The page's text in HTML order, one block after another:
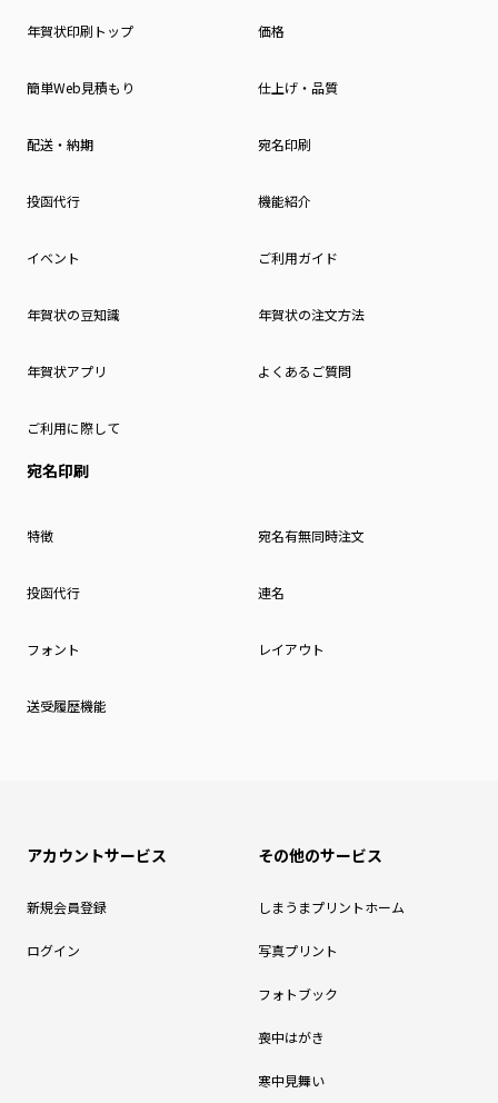
年賀状印刷トップ 価格
簡単Web見積もり 仕上げ・品質
配送・納期 宛名印刷
投函代行 機能紹介
イベント ご利用ガイド
年賀状の豆知識 年賀状の注文方法
年賀状アプリ よくあるご質問
ご利用に際して
宛名印刷
特徴 宛名有無同時注文
投函代行 連名
フォント レイアウト
送受履歴機能
アカウントサービス
新規会員登録
ログイン
その他のサービス
しまうまプリントホーム
写真プリント
フォトブック
喪中はがき
寒中見舞い